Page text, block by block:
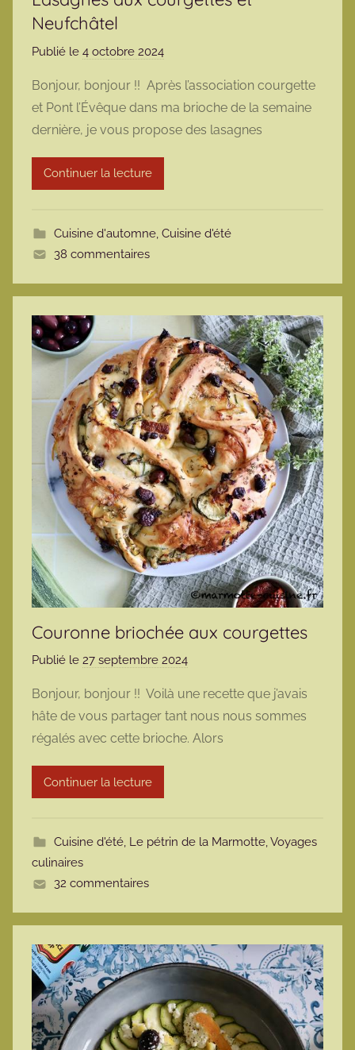
Neufchâtel
Publié le 4 octobre 2024
r
m
a
t
Bonjour, bonjour !! Après l’association courgette
et Pont l’Évêque dans ma brioche de la semaine
dernière, je vous propose des lasagnes
Continuer la lecture
Cuisine d'automne, Cuisine d'été
38 commentaires
Couronne briochée aux courgettes
Publié le 27 septembre 2024
r
m
a
t
Bonjour, bonjour !! Voilà une recette que j’avais
hâte de vous partager tant nous nous sommes
régalés avec cette brioche. Alors
Continuer la lecture
Cuisine d'été, Le pétrin de la Marmotte,Voyages
culinaires
32 commentaires